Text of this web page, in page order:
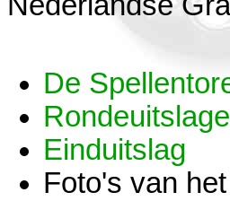
De
Einduitslag
Foto's van